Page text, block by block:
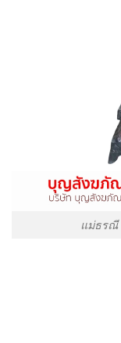
แม่ธรณี